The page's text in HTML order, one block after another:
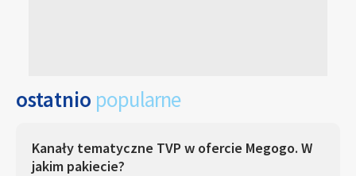
ostatnio popularne
Kanały tematyczne TVP w ofercie Megogo. W
jakim pakiecie?